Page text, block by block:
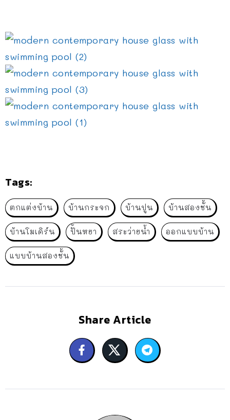
Tags:
ตกแต่งบ้าน บ้านกระจก บ้านปูน บ้านสองชั้น
บ้านโมเดิร์น ปั้นหยา สระว่ายน้ำ ออกแบบบ้าน
แบบบ้านสองชั้น
Share Article